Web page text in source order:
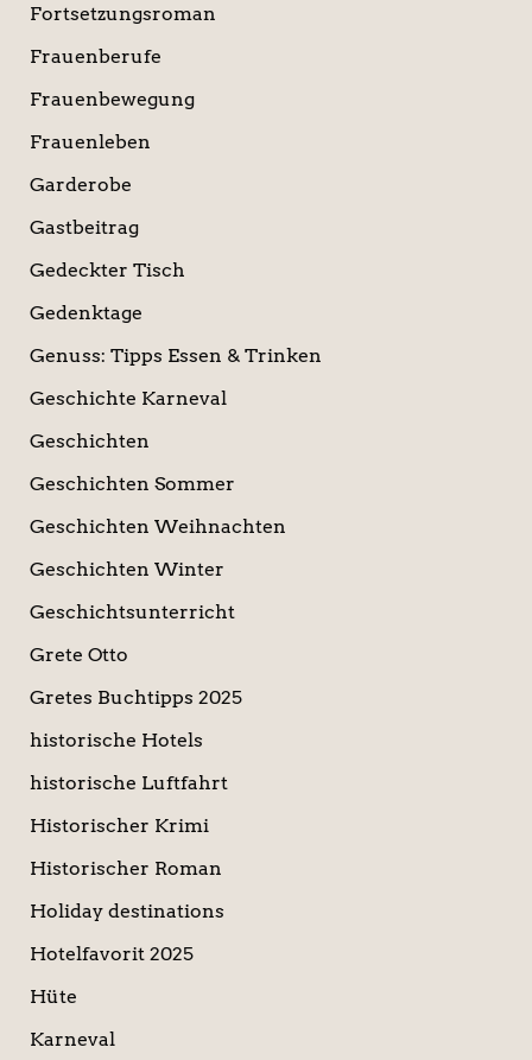
Fortsetzungsroman
Frauenberufe
Frauenbewegung
Frauenleben
Garderobe
Gastbeitrag
Gedeckter Tisch
Gedenktage
Genuss: Tipps Essen & Trinken
Geschichte Karneval
Geschichten
Geschichten Sommer
Geschichten Weihnachten
Geschichten Winter
Geschichtsunterricht
Grete Otto
Gretes Buchtipps 2025
historische Hotels
historische Luftfahrt
Historischer Krimi
Historischer Roman
Holiday destinations
Hotelfavorit 2025
Hüte
Karneval